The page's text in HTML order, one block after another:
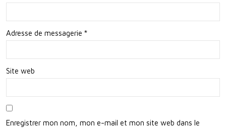
Adresse de messagerie *
Site web
Enregistrer mon nom, mon e-mail et mon site web dans le